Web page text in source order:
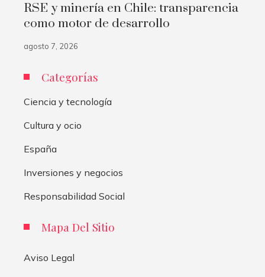
RSE y minería en Chile: transparencia
como motor de desarrollo
agosto 7, 2026
Categorías
Ciencia y tecnología
Cultura y ocio
España
Inversiones y negocios
Responsabilidad Social
Mapa Del Sitio
Aviso Legal